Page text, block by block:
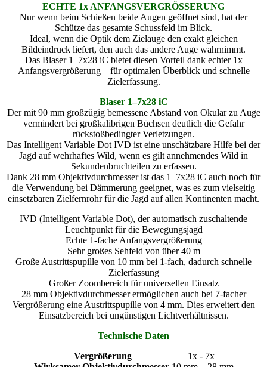
ECHTE 1x ANFANGSVERGRÖSSERUNG
Nur wenn beim Schießen beide Augen geöffnet sind, hat der
Schütze das gesamte Schussfeld im Blick.
Ideal, wenn die Optik dem Zielauge den exakt gleichen
Bildeindruck liefert, den auch das andere Auge wahrnimmt.
Das Blaser 1–7x28 iC bietet diesen Vorteil dank echter 1x
Anfangsvergrößerung – für optimalen Überblick und schnelle
Zielerfassung.
Blaser 1–7x28 iC
Der mit 90 mm großzügig bemessene Abstand von Okular zu Auge
vermindert bei großkalibrigen Büchsen deutlich die Gefahr
rückstoßbedingter Verletzungen.
Das Intelligent Variable Dot IVD ist eine unschätzbare Hilfe bei der
Jagd auf wehrhaftes Wild, wenn es gilt annehmendes Wild in
Sekundenbruchteilen zu erfassen.
Dank 28 mm Objektivdurchmesser ist das 1–7x28 iC auch noch für
die Verwendung bei Dämmerung geeignet, was es zum vielseitig
einsetzbaren Zielfernrohr für die Jagd auf allen Kontinenten macht.
IVD (Intelligent Variable Dot), der automatisch zuschaltende
Leuchtpunkt für die Bewegungsjagd
Echte 1-fache Anfangsvergrößerung
Sehr großes Sehfeld von über 40 m
Große Austrittspupille von 10 mm bei 1-fach, dadurch schnelle
Zielerfassung
Großer Zoombereich für universellen Einsatz
28 mm Objektivdurchmesser ermöglichen auch bei 7-facher
Vergrößerung eine Austrittspupille von 4 mm. Dies erweitert den
Einsatzbereich bei ungünstigen Lichtverhältnissen.
Technische Daten
Vergrößerung
1x - 7x